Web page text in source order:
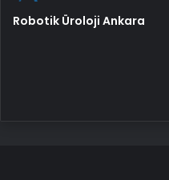
Robotik Üroloji Ankara